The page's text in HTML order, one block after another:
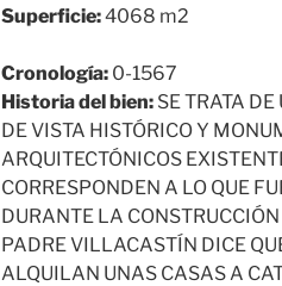
Superficie:4068 m2
Cronología: 0-1567
Historia del bien: SE TRATA
DE VISTA HISTÓRICO Y
ARQUITECTÓNICOS
CORRESPONDEN A LO QUE
DURANTE LA
PADRE VILLACASTÍN DICE
ALQUILAN UNAS CASAS A